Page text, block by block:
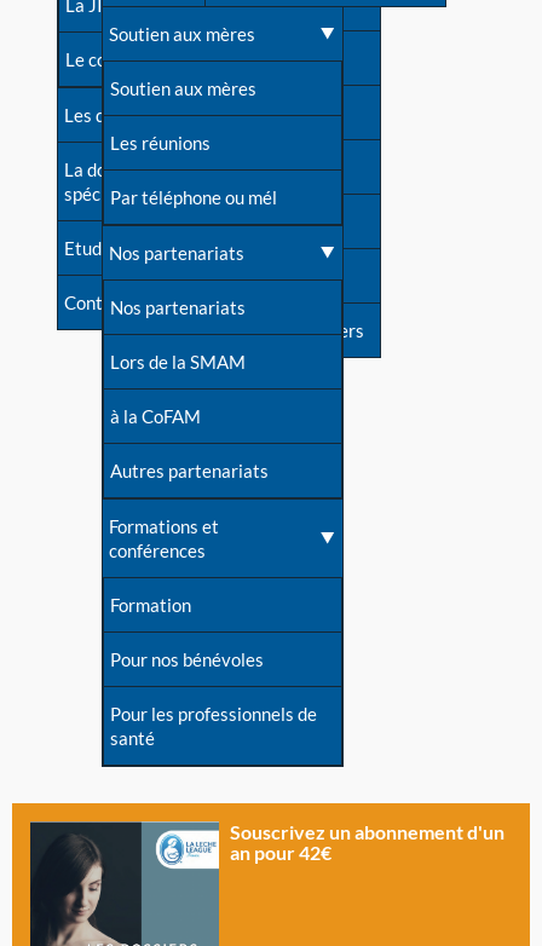
Une difficulté d'allaitement ?
Cas particuliers
Mythes et vérités
Devenir animatrice ?
Une question sur le site
La JIA
Le congrès
Les dossiers de l'allaitement
La documentation
spécialisée
Etudes récentes
Contact
Contact presse
Dossier de presse
Soutenir LLL
Livre d'or
Forum
S'inscrire à nos newsletters
Soutien aux mères
Soutien aux mères
Les réunions
Par téléphone ou mél
Nos partenariats
Nos partenariats
Lors de la SMAM
à la CoFAM
Autres partenariats
Formations et
conférences
Formation
Pour nos bénévoles
Pour les professionnels de
santé
Souscrivez un abonnement d'un
an pour 42€